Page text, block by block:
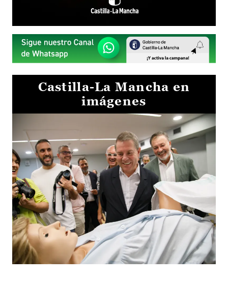
Castilla-La Mancha en
imágenes